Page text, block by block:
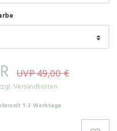
UVP 49,00 €
Versandkosten
1-3 Werktage